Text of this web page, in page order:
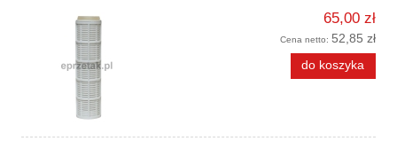
65,00 zł
Cena netto: 52,85 zł
do koszyka